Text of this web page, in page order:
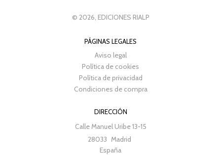
© 2026, EDICIONES RIALP
PÁGINAS LEGALES
Aviso legal
Política de cookies
Política de privacidad
Condiciones de compra
DIRECCIÓN
Calle Manuel Uribe 13-15
28033 Madrid
España